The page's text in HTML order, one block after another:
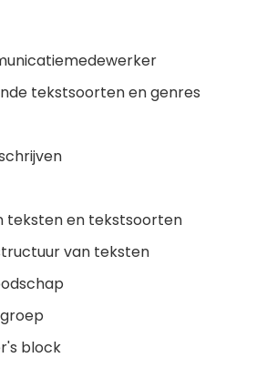
tekstsoorten en genres
teksten en tekstsoorten
van teksten
block